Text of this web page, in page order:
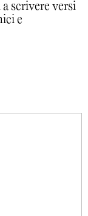
a scrivere versi
e